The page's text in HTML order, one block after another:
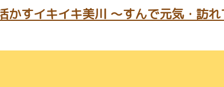
かすイキイキ美川 ～すんで元気・訪